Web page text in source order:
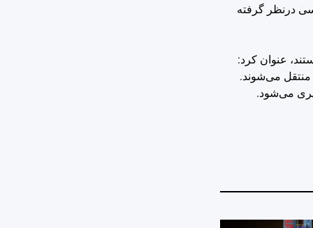
۱۲ باب برای ذخیریه کالاهای اساسی درنظر گرفته
حال تخلیه هستند، عنوان کرد:
می‌شود.